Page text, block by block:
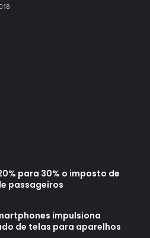
para 30% o imposto de
passageiros
impulsiona
de telas para aparelhos